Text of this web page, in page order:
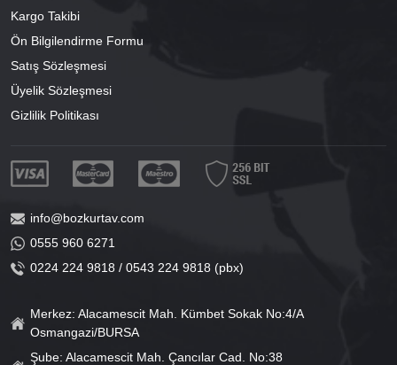
Kargo Takibi
Ön Bilgilendirme Formu
Satış Sözleşmesi
Üyelik Sözleşmesi
Gizlilik Politikası
info@bozkurtav.com
0555 960 6271
0224 224 9818 / 0543 224 9818 (pbx)
Merkez: Alacamescit Mah. Kümbet Sokak No:4/A
Osmangazi/BURSA
Şube: Alacamescit Mah. Çancılar Cad. No:38